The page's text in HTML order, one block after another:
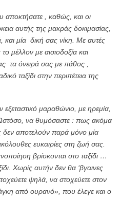
αποκτήσατε , καθώς, και οι
αυτής της μακράς δοκιμασίας,
και μία δική σας νίκη. Με αυτές
μέλλον με αισιοδοξία και
τα όνειρά σας με πάθος ,
ταξίδι στην περιπέτεια της
μαραθώνιο, με ηρεμία,
Ωστόσο, να θυμόσαστε : πως ακόμα
δεν αποτελούν παρά μόνο μία
ευκαιρίες στη ζωή σας.
βρίσκονται στο ταξίδι …
Χωρίς αυτήν δεν θα ‘βγαινες
ψηλά, να στοχεύετε στον
από ουρανό», που έλεγε και ο